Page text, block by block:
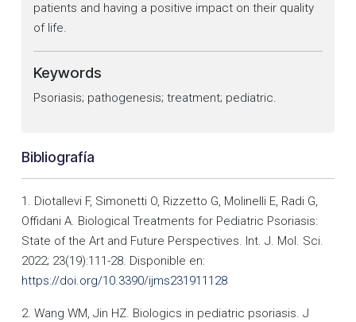
patients and having a positive impact on their quality
of life.
Keywords
Psoriasis; pathogenesis; treatment; pediatric.
Bibliografía
1. Diotallevi F, Simonetti O, Rizzetto G, Molinelli E, Radi G,
Offidani A. Biological Treatments for Pediatric Psoriasis:
State of the Art and Future Perspectives. Int. J. Mol. Sci.
2022; 23(19):111-28. Disponible en:
https://doi.org/10.3390/ijms231911128
2. Wang WM, Jin HZ. Biologics in pediatric psoriasis. J